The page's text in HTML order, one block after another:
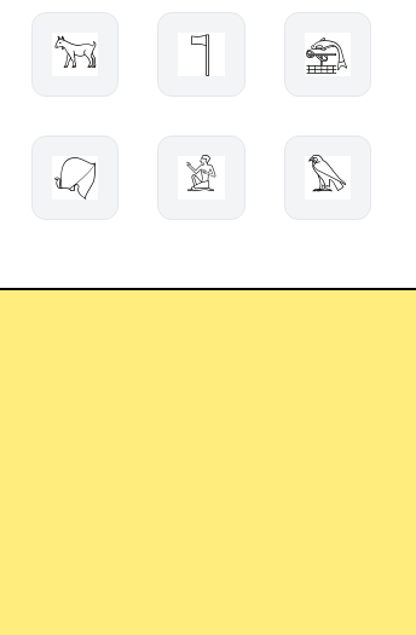
𓃙 𓊹 𓈰
𓋙 𓀀 𓅃